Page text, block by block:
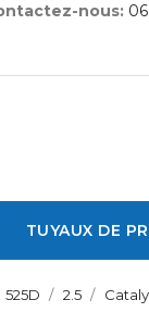
nous:
TUYAUX DE
525D 2.5